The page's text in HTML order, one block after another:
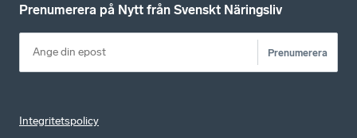
Prenumerera på Nytt från Svenskt Näringsliv
Prenumerera
Integritetspolicy